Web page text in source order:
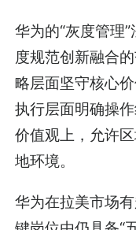
华为的“灰度管理
度规范创新融合
略层面坚守核心
执行层面明确操
价值观上，允许
地环境。
华为在拉美市场